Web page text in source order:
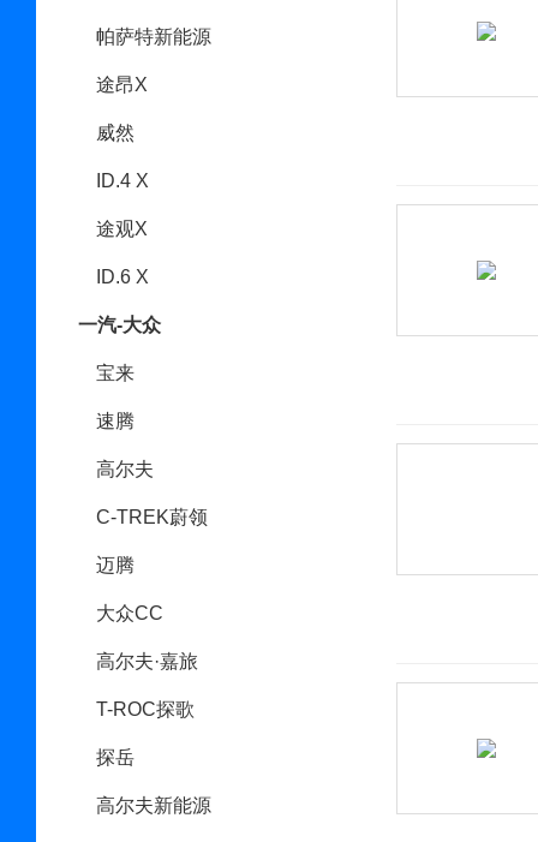
帕萨特新能源
途昂X
威然
ID.4 X
途观X
ID.6 X
一汽-大众
宝来
速腾
高尔夫
C-TREK蔚领
迈腾
大众CC
高尔夫·嘉旅
T-ROC探歌
探岳
高尔夫新能源